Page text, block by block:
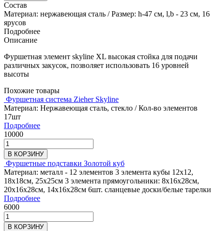
Состав
Материал: нержавеющая сталь / Размер: h-47 см, l,b - 23 см, 16
ярусов
Подробнее
Описание
Фуршетная элемент skyline XL высокая стойка для подачи
различных закусок, позволяет использовать 16 уровней
высоты
Похожие товары
Фуршетная система Zieher Skyline
Материал: Нержавеющая сталь, стекло / Кол-во элементов
17шт
Подробнее
10000
В КОРЗИНУ
Фуршетные подставки Золотой куб
Материал: металл - 12 элементов 3 элемента кубы 12х12,
18х18см, 25х25см 3 элемента прямоугольники: 8х16х28см,
20х16х28см, 14х16х28см 6шт. сланцевые доски/белые тарелки
Подробнее
6000
В КОРЗИНУ